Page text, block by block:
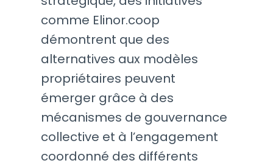
comme Elinor.coop
démontrent que des
alternatives aux modèles
propriétaires peuvent
émerger grâce à des
mécanismes de gouvernance
collective et à l’engagement
coordonné des différents